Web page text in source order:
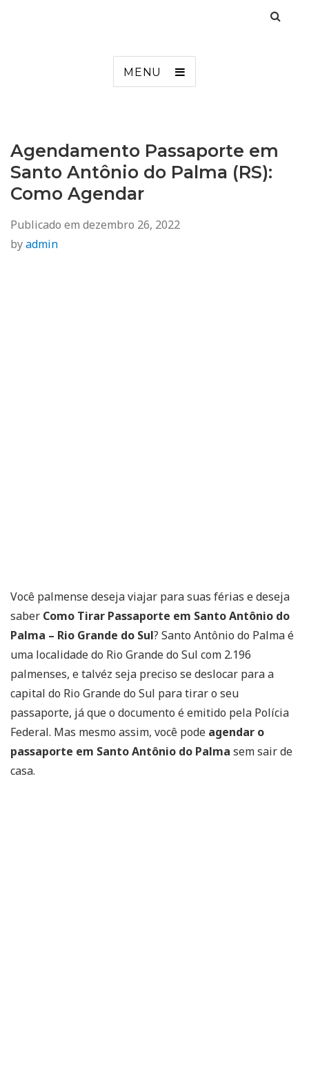
MENU
Agendamento Passaporte em
Santo Antônio do Palma (RS):
Como Agendar
Publicado em dezembro 26, 2022
byadmin
Você palmense deseja viajar para suas férias e deseja
saber Como Tirar Passaporte em Santo Antônio do
Palma – Rio Grande do Sul? Santo Antônio do Palma é
uma localidade do Rio Grande do Sul com 2.196
palmenses, e talvéz seja preciso se deslocar para a
capital do Rio Grande do Sul para tirar o seu
passaporte, já que o documento é emitido pela Polícia
Federal. Mas mesmo assim, você pode agendar o
passaporte em Santo Antônio do Palma sem sair de
casa.